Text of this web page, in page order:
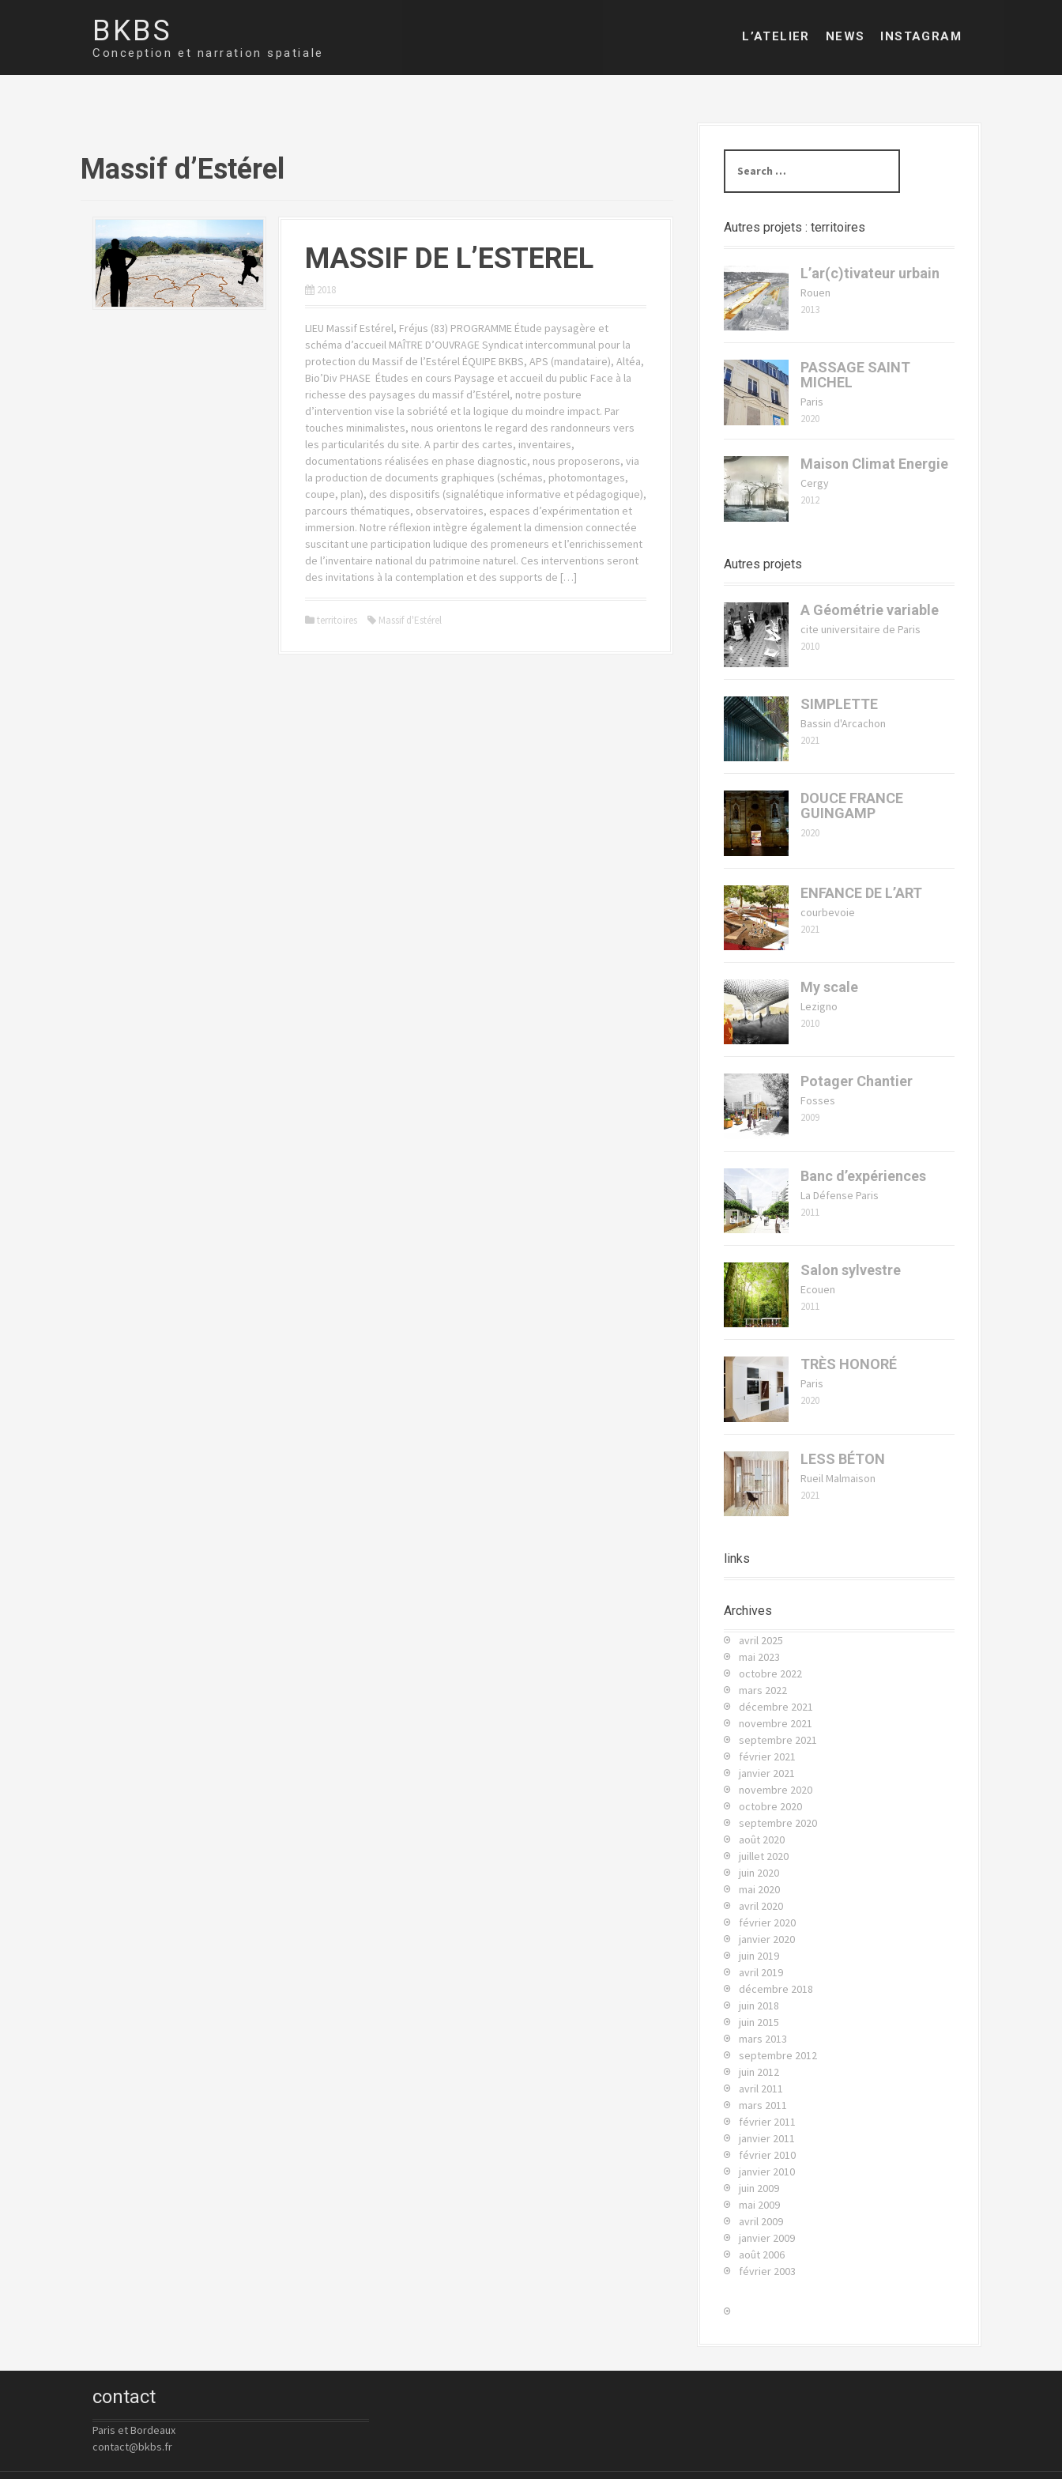
BKBS
Conception et narration spatiale
L’ATELIER NEWS INSTAGRAM
Massif d’Estérel
MASSIF DE L’ESTEREL
2018
LIEU Massif Estérel, Fréjus (83) PROGRAMME Étude paysagère et
schéma d’accueil MAÎTRE D’OUVRAGE Syndicat intercommunal pour la
protection du Massif de l’Estérel ÉQUIPE BKBS, APS (mandataire), Altéa,
Bio’Div PHASE Études en cours Paysage et accueil du public Face à la
richesse des paysages du massif d’Estérel, notre posture
d’intervention vise la sobriété et la logique du moindre impact. Par
touches minimalistes, nous orientons le regard des randonneurs vers
les particularités du site. A partir des cartes, inventaires,
documentations réalisées en phase diagnostic, nous proposerons, via
la production de documents graphiques (schémas, photomontages,
coupe, plan), des dispositifs (signalétique informative et pédagogique),
parcours thématiques, observatoires, espaces d’expérimentation et
immersion. Notre réflexion intègre également la dimension connectée
suscitant une participation ludique des promeneurs et l’enrichissement
de l’inventaire national du patrimoine naturel. Ces interventions seront
des invitations à la contemplation et des supports de […]
territoires Massif d'Estérel
for:
Autres projets : territoires
L’ar(c)tivateur urbain
Rouen
2013
PASSAGE SAINT
MICHEL
Paris
2020
Maison Climat Energie
Cergy
2012
Autres projets
A Géométrie variable
cite universitaire de Paris
2010
SIMPLETTE
Bassin d'Arcachon
2021
DOUCE FRANCE
GUINGAMP
2020
ENFANCE DE L’ART
courbevoie
2021
My scale
Lezigno
2010
Potager Chantier
Fosses
2009
Banc d’expériences
La Défense Paris
2011
Salon sylvestre
Ecouen
2011
TRÈS HONORÉ
Paris
2020
LESS BÉTON
Rueil Malmaison
2021
links
Archives
avril 2025
mai 2023
octobre 2022
mars 2022
décembre 2021
novembre 2021
septembre 2021
février 2021
janvier 2021
novembre 2020
octobre 2020
septembre 2020
août 2020
juillet 2020
juin 2020
mai 2020
avril 2020
février 2020
janvier 2020
juin 2019
avril 2019
décembre 2018
juin 2018
juin 2015
mars 2013
septembre 2012
juin 2012
avril 2011
mars 2011
février 2011
janvier 2011
février 2010
janvier 2010
juin 2009
mai 2009
avril 2009
janvier 2009
août 2006
février 2003
contact
Paris et Bordeaux
contact@bkbs.fr